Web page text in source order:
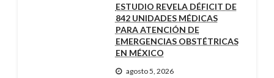
ESTUDIO REVELA DÉFICIT DE
842 UNIDADES MÉDICAS
PARA ATENCIÓN DE
EMERGENCIAS OBSTÉTRICAS
EN MÉXICO
agosto 5, 2026